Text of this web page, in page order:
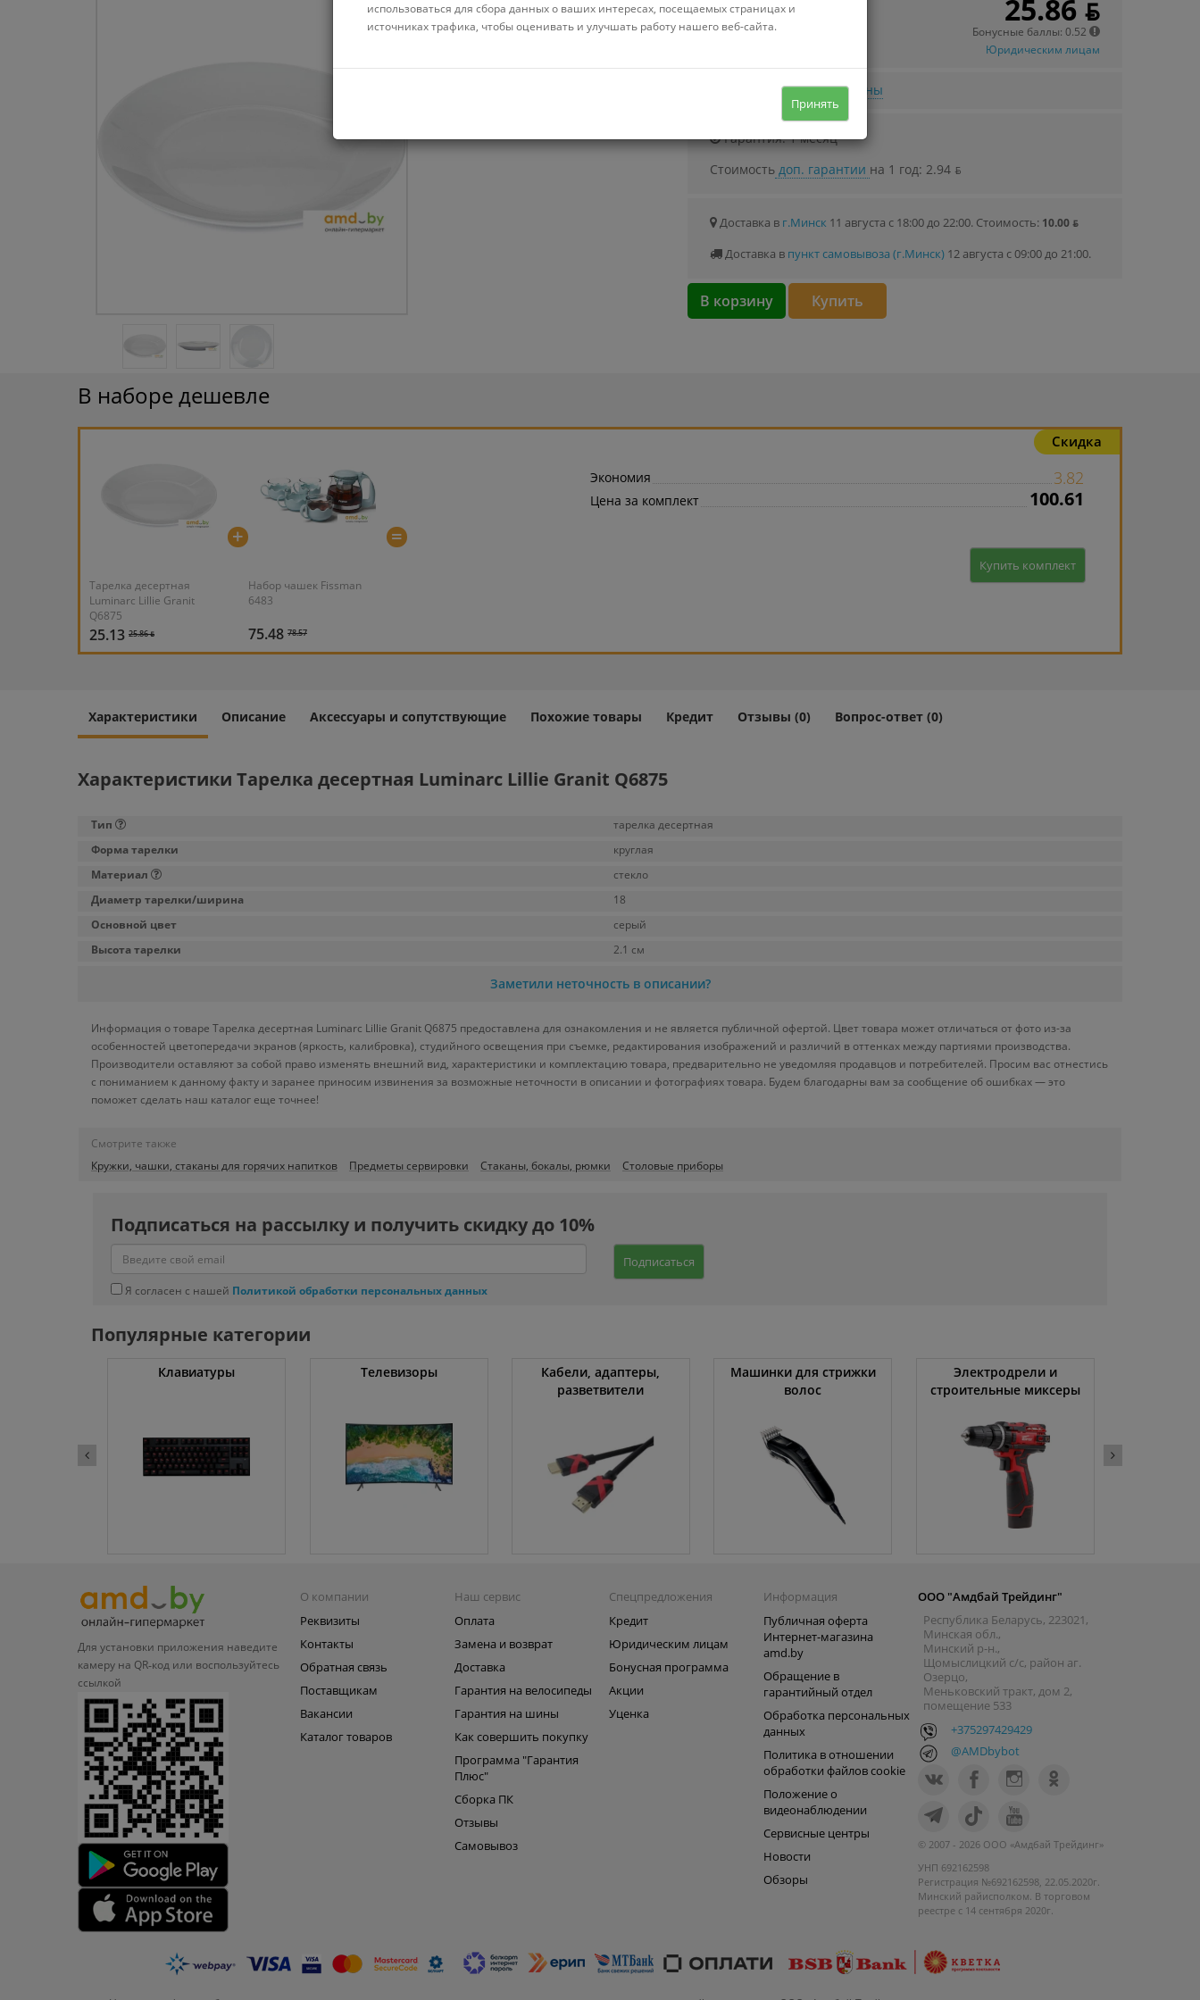
Можно купить в кредит
Стоимость от 0.40 ƃ/мec.
25.86 ƃ
Бонусные баллы: 0.52
Юридическим лицам
Узнать о снижении цены
Гарантия: 1 месяц
Стоимостьдоп. гарантии на 1 год: 2.94 ƃ
Доставка в г.Минск 11 августа с 18:00 до 22:00. Стоимость: 10.00 ƃ
Доставка в пункт самовывоза (г.Минск)12 августа с 09:00 до 21:00.
В корзину Купить
В наборе дешевле
Скидка
Тарелка десертная
Luminarc Lillie Granit
Q6875
25.13 25.86 ƃ
+
Набор чашек Fissman
6483
75.48 78.57
=
Экономия 3.82
Цена за комплект 100.61
Купить комплект
Характеристики Описание Аксессуары и сопутствующие Похожие товары Кредит Отзывы (0) Вопрос-ответ (0)
Характеристики Тарелка десертная Luminarc Lillie Granit Q6875
Тип
тарелка десертная
Форма тарелки
круглая
Материал
стекло
Диаметр тарелки/ширина
18
Основной цвет
серый
Высота тарелки
2.1 см
Заметили неточность в описании?
Информация о товаре Тарелка десертная Luminarc Lillie Granit Q6875 предоставлена для ознакомления и не является публичной офертой. Цвет товара может отличаться от фото из-за
особенностей цветопередачи экранов (яркость, калибровка), студийного освещения при съемке, редактирования изображений и различий в оттенках между партиями производства.
Производители оставляют за собой право изменять внешний вид, характеристики и комплектацию товара, предварительно не уведомляя продавцов и потребителей. Просим вас отнестись
с пониманием к данному факту и заранее приносим извинения за возможные неточности в описании и фотографиях товара. Будем благодарны вам за сообщение об ошибках — это
поможет сделать наш каталог еще точнее!
Смотрите также
Кружки, чашки, стаканы для горячих напитков
Предметы сервировки Стаканы, бокалы, рюмки Столовые приборы
Подписаться на рассылку и получить скидку до 10%
Подписаться
Я согласен с нашей Политикой обработки персональных данных
Популярные категории
Клавиатуры Телевизоры
Кабели, адаптеры,
разветвители
Машинки для стрижки
волос
Электродрели и
строительные миксеры
использоваться для сбора данных о ваших интересах, посещаемых страницах и
источниках трафика, чтобы оценивать и улучшать работу нашего веб-сайта.
Принять
Для установки приложения наведите
камеру на QR‑код или воспользуйтесь
ссылкой
О компании
Реквизиты
Контакты
Обратная связь
Поставщикам
Вакансии
Каталог товаров
Наш сервис
Оплата
Замена и возврат
Доставка
Гарантия на велосипеды
Гарантия на шины
Как совершить покупку
Программа "Гарантия
Плюс"
Сборка ПК
Отзывы
Самовывоз
Спецпредложения
Кредит
Юридическим лицам
Бонусная программа
Акции
Уценка
Информация
Публичная оферта
Интернет-магазина
amd.by
Обращение в
гарантийный отдел
Обработка персональных
данных
Политика в отношении
обработки файлов cookie
Положение о
видеонаблюдении
Сервисные центры
Новости
Обзоры
ООО "Амдбай Трейдинг"
Республика Беларусь, 223021,
Минская обл.,
Минский р-н.,
Щомыслицкий с/с, район аг.
Озерцо,
Меньковский тракт, дом 2,
помещение 533
+375297429429
@AMDbybot
© 2007 - 2026 ООО «Амдбай Трейдинг»
УНП 692162598
Регистрация №692162598, 22.05.2020г.
Минский райисполком. В торговом
реестре с 14 сентября 2020г.